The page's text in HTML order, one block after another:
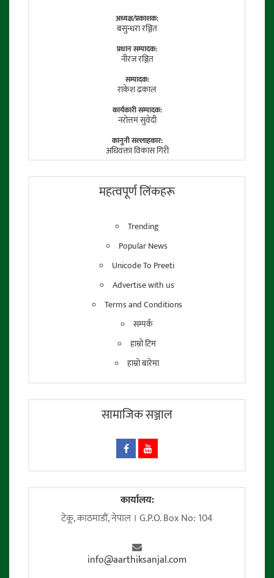
अध्यक्ष/प्रकाशक:
बसुन्धरा रञ्जित
प्रधान सम्पादक:
नीरज रञ्जित
सम्पादक:
राकेश ढकाल
कार्यकारी सम्पादक:
नराेत्तम सुवेदी
कानुनी सल्लाहकार:
अधिवक्ता विकास गिरी
तेजेन्द्र श्रेष्ठ
महत्वपूर्ण लिंकहरू
Trending
Popular News
Unicode To Preeti
Advertise with us
Terms and Conditions
सम्पर्क
हाम्रो टिम
हाम्रो बारेमा
सामाजिक सञ्जाल
कार्यालय:
टेकू, काठमाडाैं, नेपाल । G.P.O. Box No: 104
info@aarthiksanjal.com